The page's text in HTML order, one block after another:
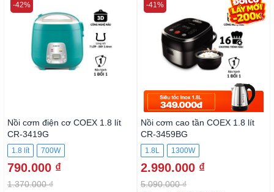
Nồi cơm điện cơ COEX 1.8 lít
CR-3419G
1.8 lít 700W
790.000 ₫
1.370.000 ₫
-42%
Nồi cơm cao tần COEX 1.8 lít
CR-3459BG
1.8L 1300W
2.990.000 ₫
5.090.000 ₫
-41%